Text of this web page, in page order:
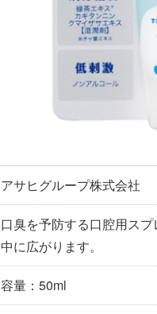
アサヒグループ株式会社
口臭を予防する口腔用ス
中に広がります。
容量：50ml